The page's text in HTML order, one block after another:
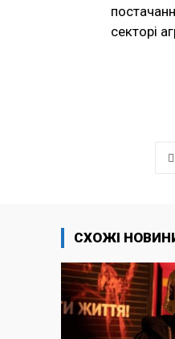
секторі
СХОЖІ